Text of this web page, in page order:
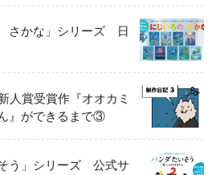
さかな」シリーズ 日
人賞受賞作『オオカミ
』ができるまで③
う」シリーズ 公式サ